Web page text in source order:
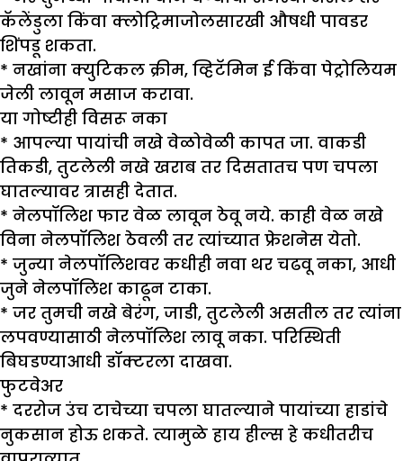
कॅलेंडुला किंवा क्लोट्रिमाजोलसारखी औषधी पावडर
शिंपडू शकता.
* नखांना क्युटिकल क्रीम, व्हिटॅमिन ई किंवा पेट्रोलियम
जेली लावून मसाज करावा.
या गोष्टीही विसरू नका
* आपल्या पायांची नखे वेळोवेळी कापत जा. वाकडी
तिकडी, तुटलेली नखे खराब तर दिसतातच पण चपला
घातल्यावर त्रासही देतात.
* नेलपॉलिश फार वेळ लावून ठेवू नये. काही वेळ नखे
विना नेलपॉलिश ठेवली तर त्यांच्यात फ्रेशनेस येतो.
* जुन्या नेलपॉलिशवर कधीही नवा थर चढवू नका, आधी
जुने नेलपॉलिश काढून टाका.
* जर तुमची नखे बेरंग, जाडी, तुटलेली असतील तर त्यांना
लपवण्यासाठी नेलपॉलिश लावू नका. परिस्थिती
बिघडण्याआधी डॉक्टरला दाखवा.
फुटवेअर
* दररोज उंच टाचेच्या चपला घातल्याने पायांच्या हाडांचे
नुकसान होऊ शकते. त्यामुळे हाय हील्स हे कधीतरीच